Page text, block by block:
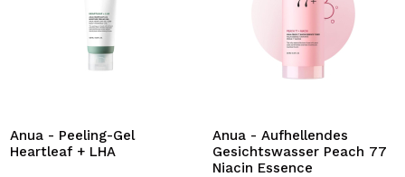
Anua - Peeling-Gel
Heartleaf + LHA
Anua - Aufhellendes
Gesichtswasser Peach 77
Niacin Essence